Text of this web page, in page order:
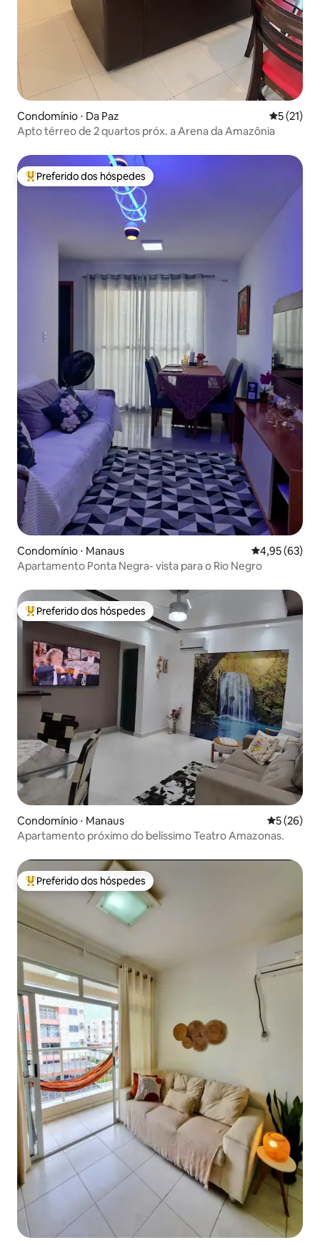
Condomínio ⋅ Da Paz 5 de uma
5 (21)
Apto térreo de 2 quartos próx. a Arena da Amazônia
Entre os melhores preferidos dos hóspedes
Preferido dos hóspedes
Condomínio ⋅ Manaus 4,95 de uma
4,95 (63)
Apartamento Ponta Negra- vista para o Rio Negro
Entre os melhores preferidos dos hóspedes
Preferido dos hóspedes
Condomínio ⋅ Manaus 5 de uma
5 (26)
Apartamento próximo do belíssimo Teatro Amazonas.
Entre os melhores preferidos dos hóspedes
Preferido dos hóspedes